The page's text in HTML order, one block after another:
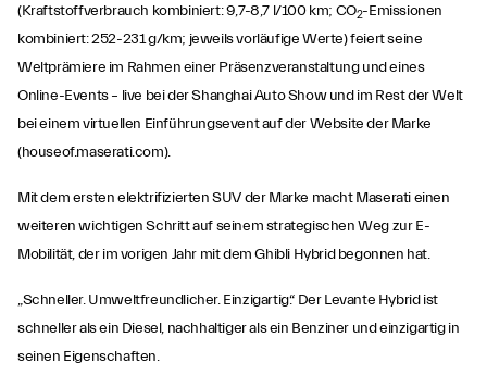
(Kraftstoffverbrauch kombiniert: 9,7-8,7 l/100 km; CO2-Emissionen
kombiniert: 252-231 g/km; jeweils vorläufige Werte) feiert seine
Weltprämiere im Rahmen einer Präsenzveranstaltung und eines
Online-Events – live bei der Shanghai Auto Show und im Rest der Welt
bei einem virtuellen Einführungsevent auf der Website der Marke
(houseof.maserati.com).
Mit dem ersten elektrifizierten SUV der Marke macht Maserati einen
weiteren wichtigen Schritt auf seinem strategischen Weg zur E-
Mobilität, der im vorigen Jahr mit dem Ghibli Hybrid begonnen hat.
„Schneller. Umweltfreundlicher. Einzigartig.“ Der Levante Hybrid ist
schneller als ein Diesel, nachhaltiger als ein Benziner und einzigartig in
seinen Eigenschaften.